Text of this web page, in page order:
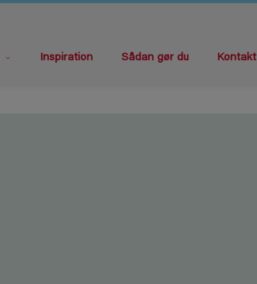
Inspiration Sådan gør du Kontakt